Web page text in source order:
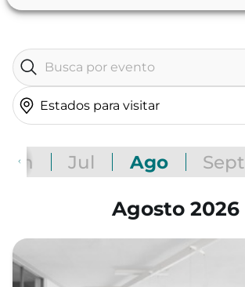
Estados para visitar
Jul Ago Sept
Agosto 2026